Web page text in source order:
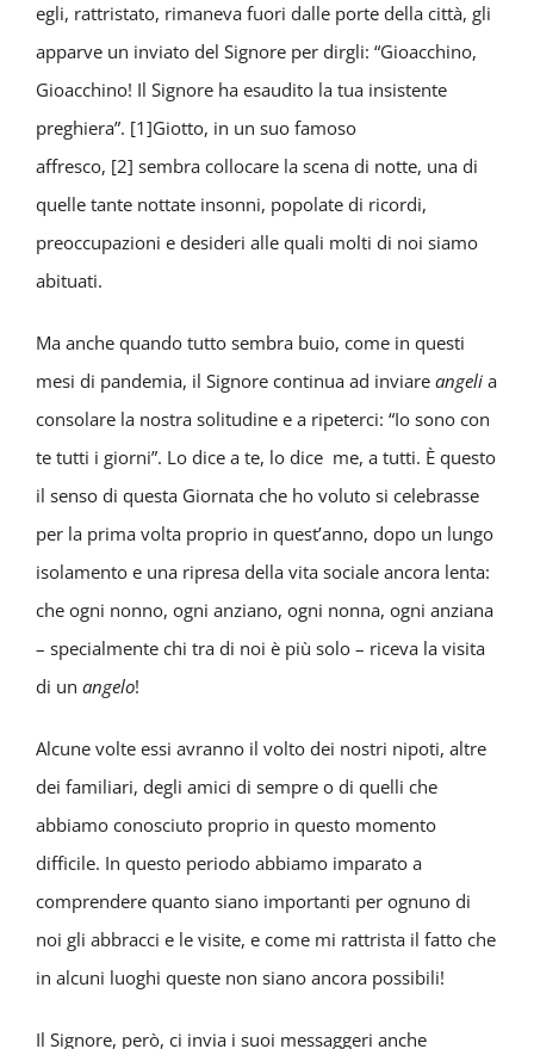
egli, rattristato, rimaneva fuori dalle porte della città, gli
apparve un inviato del Signore per dirgli: “Gioacchino,
Gioacchino! Il Signore ha esaudito la tua insistente
preghiera”. [1]Giotto, in un suo famoso
affresco, [2] sembra collocare la scena di notte, una di
quelle tante nottate insonni, popolate di ricordi,
preoccupazioni e desideri alle quali molti di noi siamo
abituati.
Ma anche quando tutto sembra buio, come in questi
mesi di pandemia, il Signore continua ad inviare angeli a
consolare la nostra solitudine e a ripeterci: “Io sono con
te tutti i giorni”. Lo dice a te, lo dice me, a tutti. È questo
il senso di questa Giornata che ho voluto si celebrasse
per la prima volta proprio in quest’anno, dopo un lungo
isolamento e una ripresa della vita sociale ancora lenta:
che ogni nonno, ogni anziano, ogni nonna, ogni anziana
– specialmente chi tra di noi è più solo – riceva la visita
di un angelo!
Alcune volte essi avranno il volto dei nostri nipoti, altre
dei familiari, degli amici di sempre o di quelli che
abbiamo conosciuto proprio in questo momento
difficile. In questo periodo abbiamo imparato a
comprendere quanto siano importanti per ognuno di
noi gli abbracci e le visite, e come mi rattrista il fatto che
in alcuni luoghi queste non siano ancora possibili!
Il Signore, però, ci invia i suoi messaggeri anche